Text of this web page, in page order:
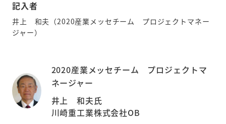
記入者
井上 和夫（2020産業メッセチーム プロジェクトマネー
ジャー）
2020産業メッセチーム プロジェクトマ
ネージャー
井上 和夫氏
川崎重工業株式会社OB